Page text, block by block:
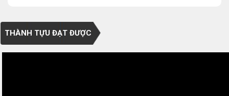
THÀNH TỰU ĐẠT ĐƯỢC